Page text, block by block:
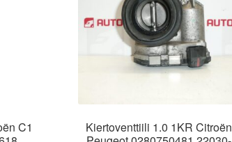
C1
Kiertoventtiili 1.0 1KR Citroën